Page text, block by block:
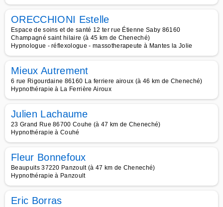
ORECCHIONI Estelle
Espace de soins et de santé 12 ter rue Étienne Saby 86160
Champagné saint hilaire (à 45 km de Cheneché)
Hypnologue - réflexologue - massotherapeute à Mantes la Jolie
Mieux Autrement
6 rue Rigourdaine 86160 La ferriere airoux (à 46 km de Cheneché)
Hypnothérapie à La Ferrière Airoux
Julien Lachaume
23 Grand Rue 86700 Couhe (à 47 km de Cheneché)
Hypnothérapie à Couhé
Fleur Bonnefoux
Beaupuits 37220 Panzoult (à 47 km de Cheneché)
Hypnothérapie à Panzoult
Eric Borras